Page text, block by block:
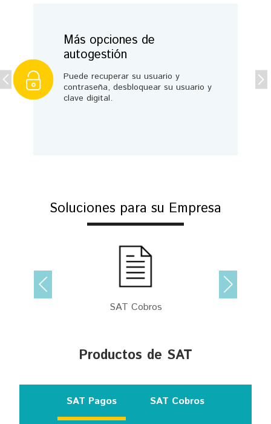
Más opciones de
autogestión
Puede recuperar su usuario y
contraseña, desbloquear su usuario y
clave digital.
Soluciones para su Empresa
SAT Cobros
Productos de SAT
SAT Pagos SAT Cobros